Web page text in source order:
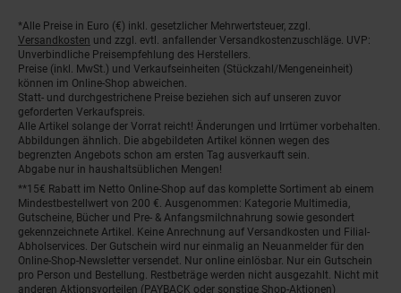
Fußnoten
*Alle Preise in Euro (€) inkl. gesetzlicher Mehrwertsteuer, zzgl.
Versandkosten und zzgl. evtl. anfallender Versandkostenzuschläge. UVP:
Unverbindliche Preisempfehlung des Herstellers.
Preise (inkl. MwSt.) und Verkaufseinheiten (Stückzahl/Mengeneinheit)
können im Online-Shop abweichen.
Statt- und durchgestrichene Preise beziehen sich auf unseren zuvor
geforderten Verkaufspreis.
Alle Artikel solange der Vorrat reicht! Änderungen und Irrtümer vorbehalten.
Abbildungen ähnlich. Die abgebildeten Artikel können wegen des
begrenzten Angebots schon am ersten Tag ausverkauft sein.
Abgabe nur in haushaltsüblichen Mengen!
**15€ Rabatt im Netto Online-Shop auf das komplette Sortiment ab einem
Mindestbestellwert von 200 €. Ausgenommen: Kategorie Multimedia,
Gutscheine, Bücher und Pre- & Anfangsmilchnahrung sowie gesondert
gekennzeichnete Artikel. Keine Anrechnung auf Versandkosten und Filial-
Abholservices. Der Gutschein wird nur einmalig an Neuanmelder für den
Online-Shop-Newsletter versendet. Nur online einlösbar. Nur ein Gutschein
pro Person und Bestellung. Restbeträge werden nicht ausgezahlt. Nicht mit
anderen Aktionsvorteilen (PAYBACK oder sonstige Shop-Aktionen)